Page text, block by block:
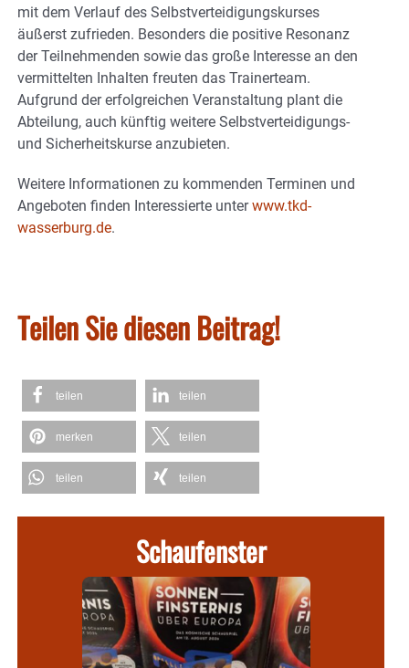
mit dem Verlauf des Selbstverteidigungskurses
äußerst zufrieden. Besonders die positive Resonanz
der Teilnehmenden sowie das große Interesse an den
vermittelten Inhalten freuten das Trainerteam.
Aufgrund der erfolgreichen Veranstaltung plant die
Abteilung, auch künftig weitere Selbstverteidigungs-
und Sicherheitskurse anzubieten.
Weitere Informationen zu kommenden Terminen und
Angeboten finden Interessierte unterwww.tkd-
wasserburg.de.
Teilen Sie diesen Beitrag!
teilen teilen
merken teilen
teilen teilen
Schaufenster